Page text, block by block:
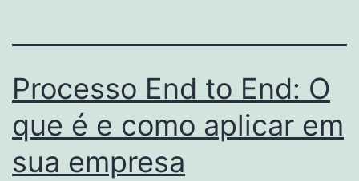
Processo End to End: O
que é e como aplicar em
sua empresa